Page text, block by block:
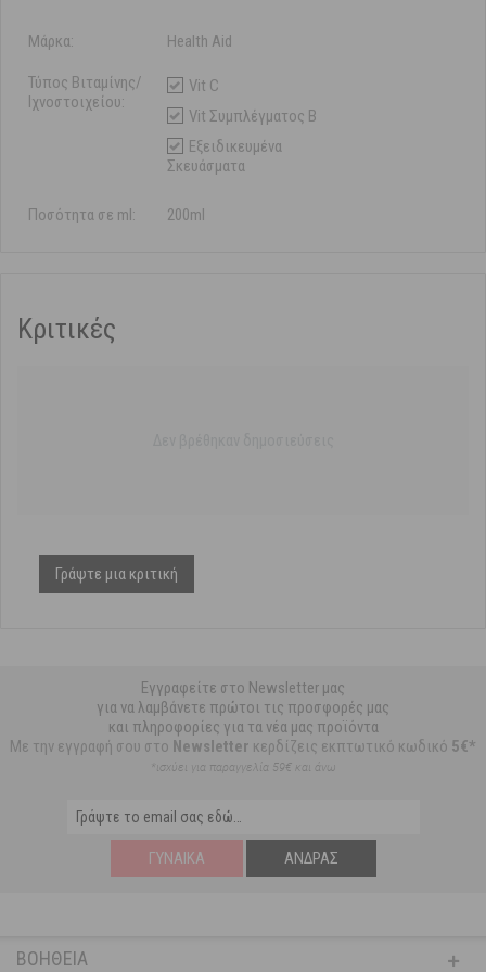
Μάρκα: Health Aid
Τύπος Βιταμίνης/
Ιχνοστοιχείου:
Vit C
Vit Συμπλέγματος B
Εξειδικευμένα
Σκευάσματα
Ποσότητα σε ml: 200ml
Κριτικές
Γράψτε μια κριτική
Εγγραφείτε στο Newsletter μας
για να λαμβάνετε πρώτοι τις προσφορές μας
και πληροφορίες για τα νέα μας προϊόντα
Με την εγγραφή σου στο Newsletter κερδίζεις εκπτωτικό κωδικό 5€*
*ισχύει για παραγγελία 59€ και άνω
ΓΥΝΑΊΚΑ ΆΝΔΡΑΣ
ΒΟΉΘΕΙΑ